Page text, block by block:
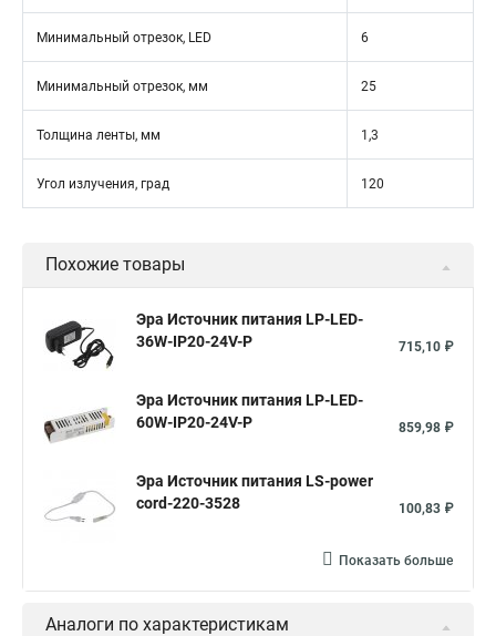
Минимальный отрезок, LED 6
Минимальный отрезок, мм 25
Толщина ленты, мм 1,3
Угол излучения, град 120
Похожие товары
Эра Источник питания LP-LED-
36W-IP20-24V-P
715,10 ₽
Эра Источник питания LP-LED-
60W-IP20-24V-P
859,98 ₽
Эра Источник питания LS-power
cord-220-3528
100,83 ₽
Показать больше
Аналоги по характеристикам